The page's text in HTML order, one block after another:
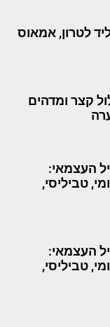
לטרון, אמאוס
קצר ומדהים
העצמאי:
טביליסי,
העצמאי:
טביליסי,